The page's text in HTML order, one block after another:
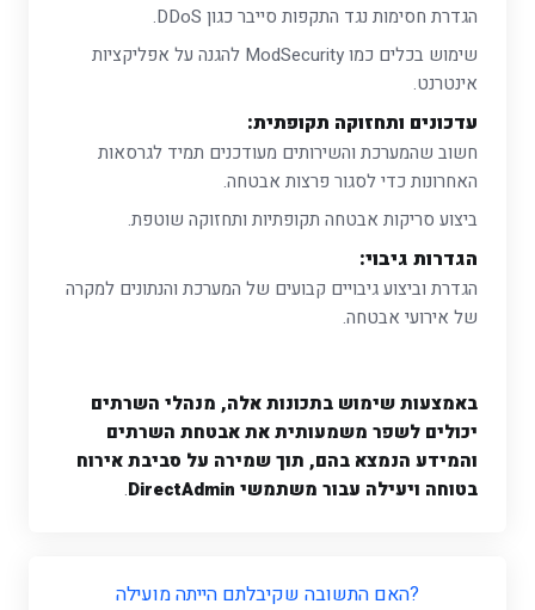
הגדרת חסימות נגד התקפות סייבר כגון DDoS.
שימוש בכלים כמו ModSecurity להגנה על אפליקציות
אינטרנט.
עדכונים ותחזוקה תקופתית:
חשוב שהמערכת והשירותים מעודכנים תמיד לגרסאות
האחרונות כדי לסגור פרצות אבטחה.
ביצוע סריקות אבטחה תקופתיות ותחזוקה שוטפת.
הגדרות גיבוי:
הגדרת וביצוע גיבויים קבועים של המערכת והנתונים למקרה
של אירועי אבטחה.
באמצעות שימוש בתכונות אלה, מנהלי השרתים
יכולים לשפר משמעותית את אבטחת השרתים
והמידע הנמצא בהם, תוך שמירה על סביבת אירוח
בטוחה ויעילה עבור משתמשי DirectAdmin
.
?האם התשובה שקיבלתם הייתה מועילה